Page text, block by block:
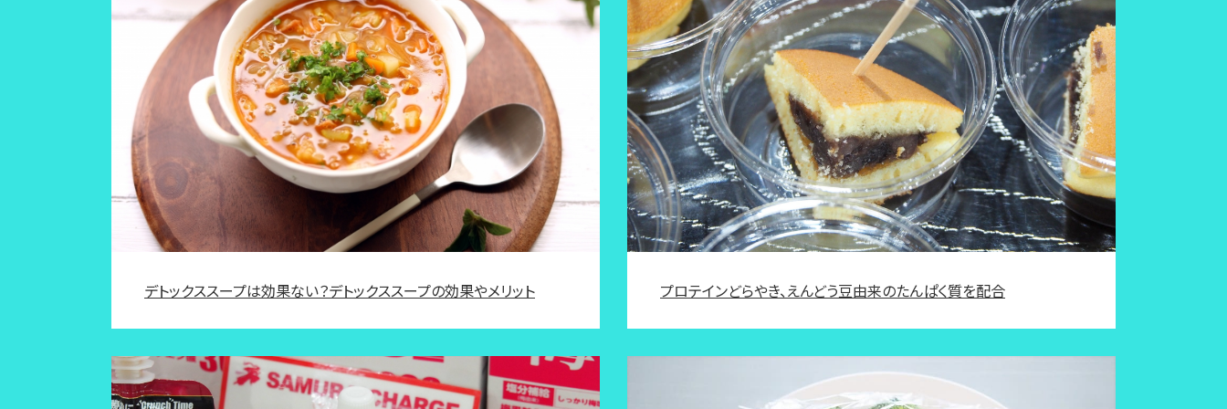
デトックススープは効果ない？デトックススープの効果やメリット プロテインどらやき、えんどう豆由来のたんぱく質を配合